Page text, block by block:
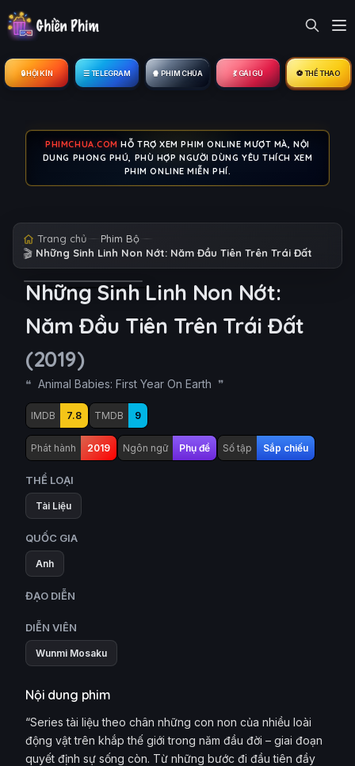
🔒︎ HỘI KÍN ☰ TELEGRAM 🍿 PHIM CHÙA 💃 GÁI GÚ ⚽ THỂ THAO
PHIMCHUA.COM HỖ TRỢ XEM PHIM ONLINE MƯỢT MÀ, NỘI
DUNG PHONG PHÚ, PHÙ HỢP NGƯỜI DÙNG YÊU THÍCH XEM
PHIM ONLINE MIỄN PHÍ.
Trang chủ Phim Bộ
🎬 Những Sinh Linh Non Nớt: Năm Đầu Tiên Trên Trái Đất
Những Sinh Linh Non Nớt:
Năm Đầu Tiên Trên Trái Đất
(2019)
Animal Babies: First Year On Earth
IMDB 7.8 TMDB 9
Phát hành 2019 Ngôn ngữ Phụ đề Số tập Sắp chiếu
THỂ LOẠI
Tài Liệu
QUỐC GIA
Anh
ĐẠO DIỄN
DIỄN VIÊN
Wunmi Mosaku
Nội dung phim
“Series tài liệu theo chân những con non của nhiều loài
động vật trên khắp thế giới trong năm đầu đời – giai đoạn
quyết định sự sống còn. Từ những bước đi đầu tiên đầy